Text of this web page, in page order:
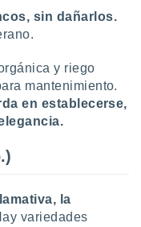
sin dañarlos.
y riego
mantenimiento.
en establecerse,
la
variedades